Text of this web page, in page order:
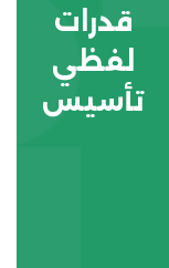
قدرات
لفظي
تأسيس